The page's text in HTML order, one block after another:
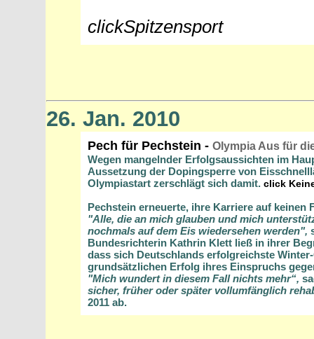
clickSpitzensport
26. Jan. 2010
Pech für Pechstein - Olympia Aus für
Wegen mangelnder Erfolgsaussichten im
Aussetzung der Dopingsperre von
Olympiastart zerschlägt sich damit. click
Pechstein erneuerte, ihre Karriere auf keinen
"Alle, die an mich glauben und mich
nochmals auf dem Eis wiedersehen werden",
Bundesrichterin Kathrin Klett ließ in ihrer
dass sich Deutschlands erfolgreichste
grundsätzlichen Erfolg ihres Einspruchs
"Mich wundert in diesem Fall nichts mehr“,
sicher, früher oder später vollumfänglich
2011 ab.